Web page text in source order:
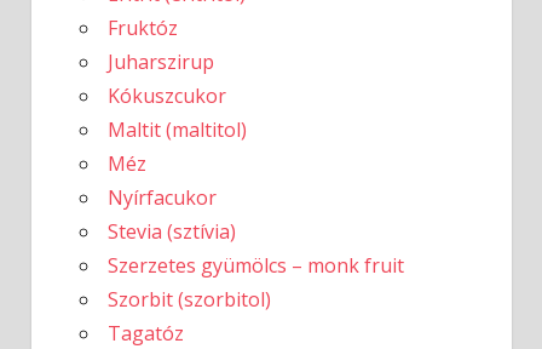
Fruktóz
Juharszirup
Kókuszcukor
Maltit (maltitol)
Méz
Nyírfacukor
Stevia (sztívia)
Szerzetes gyümölcs – monk fruit
Szorbit (szorbitol)
Tagatóz